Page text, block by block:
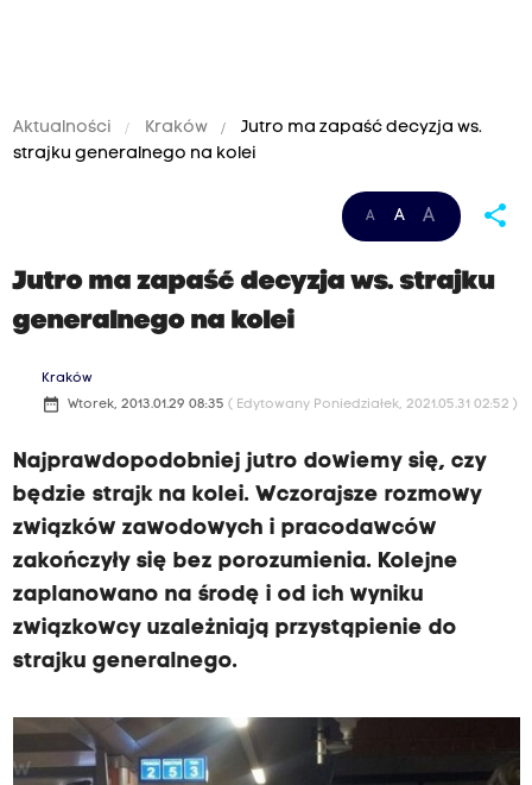
Aktualności Kraków
Jutro ma zapaść decyzja ws.
strajku generalnego na kolei
A A A share
Jutro ma zapaść decyzja ws. strajku
generalnego na kolei
Kraków
date_range Wtorek, 2013.01.29 08:35 ( Edytowany Poniedziałek, 2021.05.31 02:52 )
Najprawdopodobniej jutro dowiemy się, czy
będzie strajk na kolei. Wczorajsze rozmowy
związków zawodowych i pracodawców
zakończyły się bez porozumienia. Kolejne
zaplanowano na środę i od ich wyniku
związkowcy uzależniają przystąpienie do
strajku generalnego.